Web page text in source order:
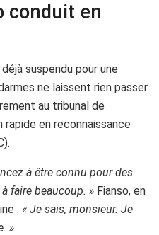
conduit en
suspendu pour une
ne laissent rien passer
au tribunal de
en reconnaissance
à être connu pour des
faire beaucoup. » Fianso, en
: « Je sais, monsieur. Je
»